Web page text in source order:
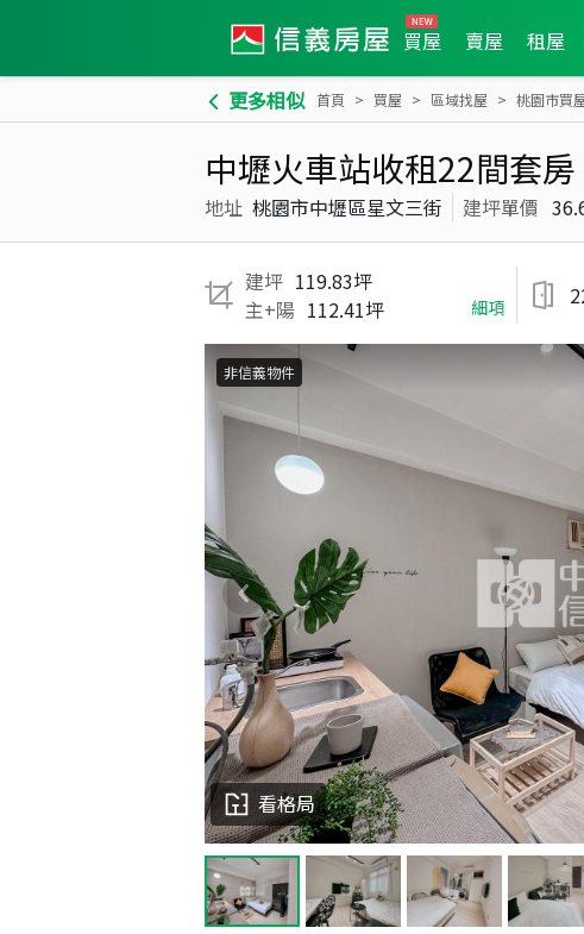
買屋 賣屋 租屋
更多相似 首頁 買屋 區域找屋 桃園市買
中壢火車站收租22間套房
地址 桃園市中壢區星文三街 建坪單價
建坪 119.83坪
主+陽 112.41坪 細項
看格局
非信義物件